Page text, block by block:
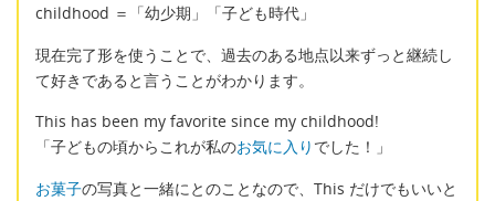
childhood ＝「幼少期」「子ども時代」
現在完了形を使うことで、過去のある地点以来ずっと継続し
て好きであると言うことがわかります。
This has been my favorite since my childhood!
「子どもの頃からこれが私のお気に入り でした！」
お菓子の写真と一緒にとのことなので、This だけでもいいと